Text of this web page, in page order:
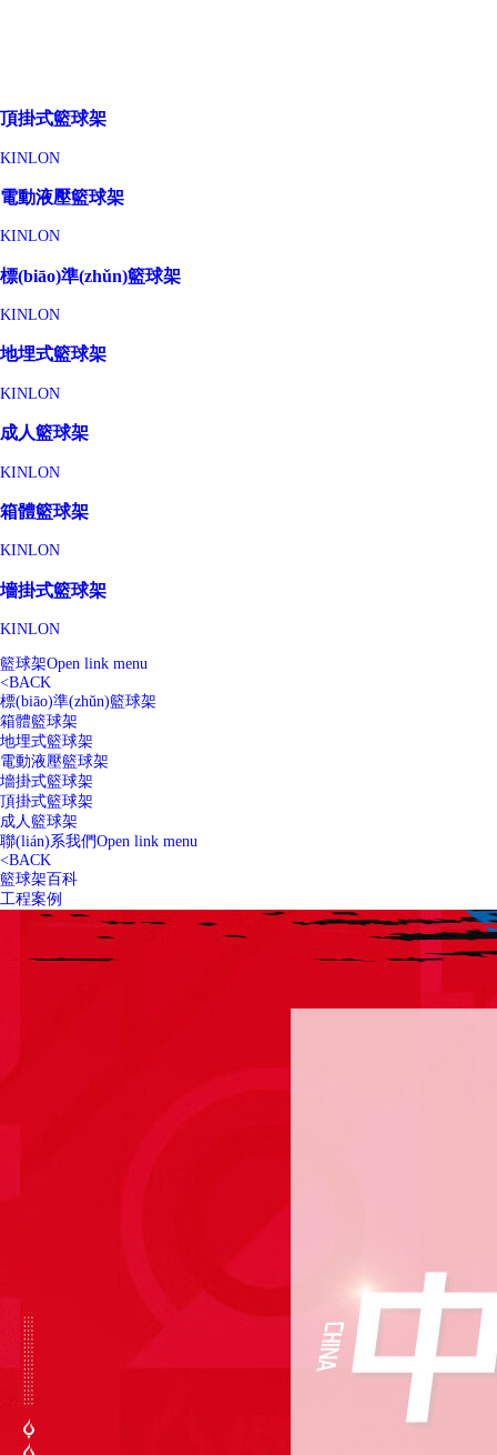
頂掛式籃球架
KINLON
電動液壓籃球架
KINLON
標(biāo)準(zhǔn)籃球架
KINLON
地埋式籃球架
KINLON
成人籃球架
KINLON
箱體籃球架
KINLON
墻掛式籃球架
KINLON
籃球架Open link menu
<BACK
標(biāo)準(zhǔn)籃球架
箱體籃球架
地埋式籃球架
電動液壓籃球架
墻掛式籃球架
頂掛式籃球架
成人籃球架
聯(lián)系我們Open link menu
<BACK
籃球架百科
工程案例